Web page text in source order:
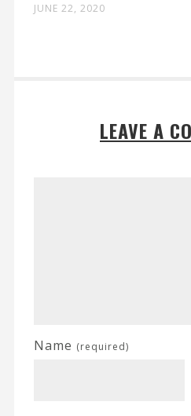
JUNE 22, 2020
LEAVE A
Name (required)